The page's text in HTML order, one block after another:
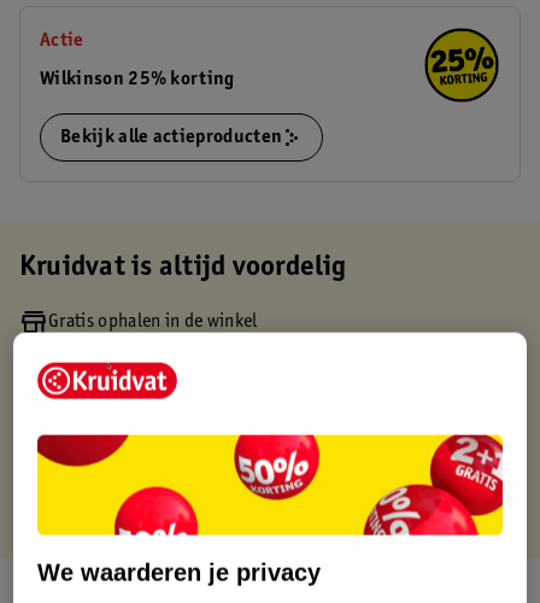
Actie
Wilkinson 25% korting
Bekijk alle actieproducten
Kruidvat is altijd voordelig
Gratis ophalen in de winkel
Gratis thuisbezorgd vanaf 50.00
Gratis punten met je Kruidvat kaart
We waarderen je privacy